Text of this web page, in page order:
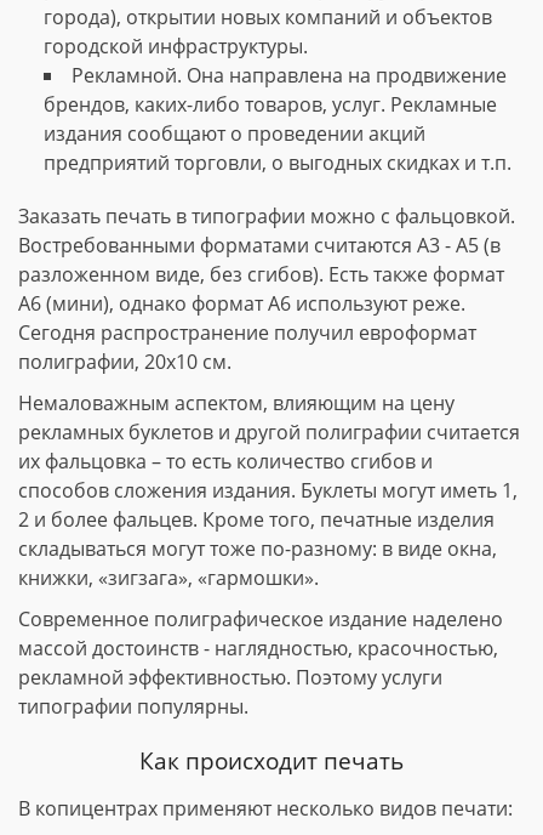
города), открытии новых компаний и объектов
городской инфраструктуры.
Рекламной. Она направлена на продвижение
брендов, каких-либо товаров, услуг. Рекламные
издания сообщают о проведении акций
предприятий торговли, о выгодных скидках и т.п.
Заказать печать в типографии можно с фальцовкой.
Востребованными форматами считаются А3 - А5 (в
разложенном виде, без сгибов). Есть также формат
А6 (мини), однако формат А6 используют реже.
Сегодня распространение получил евроформат
полиграфии, 20х10 см.
Немаловажным аспектом, влияющим на цену
рекламных буклетов и другой полиграфии считается
их фальцовка – то есть количество сгибов и
способов сложения издания. Буклеты могут иметь 1,
2 и более фальцев. Кроме того, печатные изделия
складываться могут тоже по-разному: в виде окна,
книжки, «зигзага», «гармошки».
Современное полиграфическое издание наделено
массой достоинств - наглядностью, красочностью,
рекламной эффективностью. Поэтому услуги
типографии популярны.
Как происходит печать
В копицентрах применяют несколько видов печати: